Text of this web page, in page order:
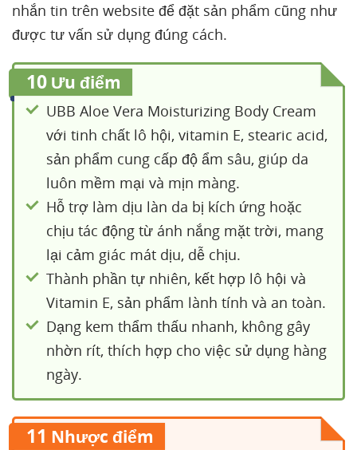
nhắn tin trên website để đặt sản phẩm cũng như
được tư vấn sử dụng đúng cách.
10 Ưu điểm
UBB Aloe Vera Moisturizing Body Cream
với tinh chất lô hội, vitamin E, stearic acid,
sản phẩm cung cấp độ ẩm sâu, giúp da
luôn mềm mại và mịn màng.
Hỗ trợ làm dịu làn da bị kích ứng hoặc
chịu tác động từ ánh nắng mặt trời, mang
lại cảm giác mát dịu, dễ chịu.
Thành phần tự nhiên, kết hợp lô hội và
Vitamin E, sản phẩm lành tính và an toàn.
Dạng kem thẩm thấu nhanh, không gây
nhờn rít, thích hợp cho việc sử dụng hàng
ngày.
11 Nhược điểm